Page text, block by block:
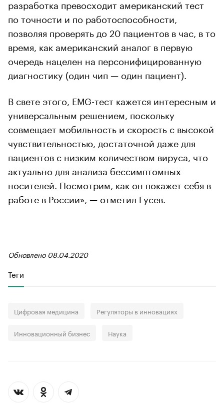
разработка превосходит американский тест
по точности и по работоспособности,
позволяя проверять до 20 пациентов в час, в то
время, как американский аналог в первую
очередь нацелен на персонифицированную
диагностику (один чип — один пациент).
В свете этого, ЕМG-тест кажется интересным и
универсальным решением, поскольку
совмещает мобильность и скорость с высокой
чувствительностью, достаточной даже для
пациентов с низким количеством вируса, что
актуально для анализа бессимптомных
носителей. Посмотрим, как он покажет себя в
работе в России», — отметил Гусев.
Обновлено 08.04.2020
Теги
Цифровая медицина Регуляторы в инновациях
Инновационный бизнес Наука